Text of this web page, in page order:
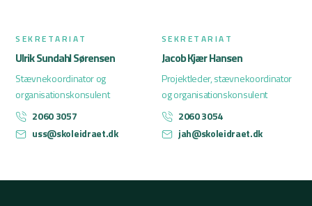
SEKRETARIAT
Ulrik Sundahl Sørensen
Stævnekoordinator og
organisationskonsulent
2060 3057
uss@skoleidraet.dk
SEKRETARIAT
Jacob Kjær Hansen
Projektleder, stævnekoordinator
og organisationskonsulent
2060 3054
jah@skoleidraet.dk